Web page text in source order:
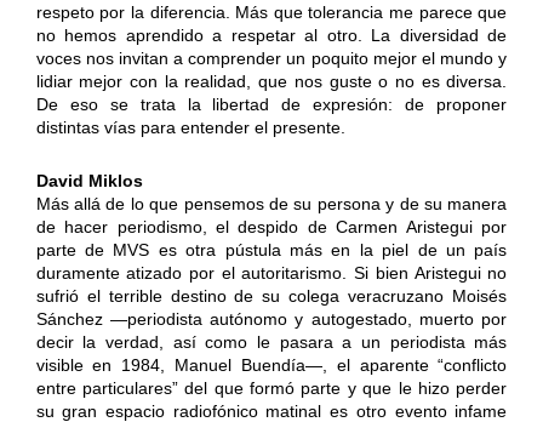
respeto por la diferencia. Más que tolerancia me parece que
no hemos aprendido a respetar al otro. La diversidad de
voces nos invitan a comprender un poquito mejor el mundo y
lidiar mejor con la realidad, que nos guste o no es diversa.
De eso se trata la libertad de expresión: de proponer
distintas vías para entender el presente.
David Miklos
Más allá de lo que pensemos de su persona y de su manera
de hacer periodismo, el despido de Carmen Aristegui por
parte de MVS es otra pústula más en la piel de un país
duramente atizado por el autoritarismo. Si bien Aristegui no
sufrió el terrible destino de su colega veracruzano Moisés
Sánchez —periodista autónomo y autogestado, muerto por
decir la verdad, así como le pasara a un periodista más
visible en 1984, Manuel Buendía—, el aparente “conflicto
entre particulares” del que formó parte y que le hizo perder
su gran espacio radiofónico matinal es otro evento infame